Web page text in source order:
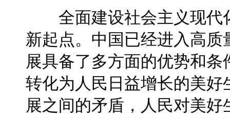
全面建设社会主义现代
新起点。中国已经进入高
展具备了多方面的优势和
转化为人民日益增长的美
展之间的矛盾，人民对美